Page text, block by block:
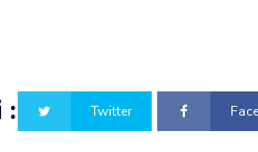
: Twitter